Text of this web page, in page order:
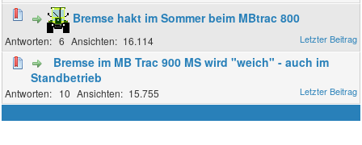
Bremse hakt im Sommer beim MBtrac 800
6 16.114
Bremse im MB Trac 900 MS wird "weich" - auch im
Standbetrieb
10 15.755